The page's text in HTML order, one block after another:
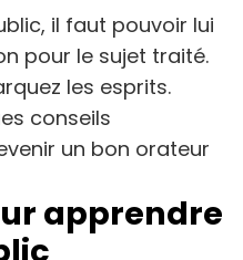
il faut pouvoir lui
pour le sujet traité.
les esprits.
conseils
un bon orateur
apprendre